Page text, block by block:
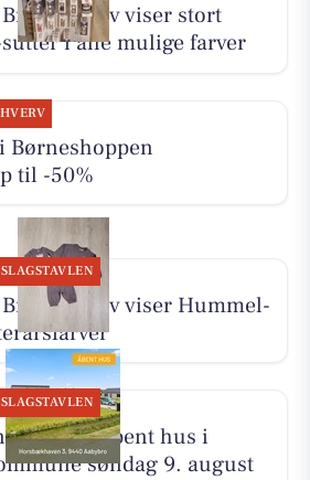
viser stort
i alle mulige farver
Børneshoppen
til -50%
viser Hummel-
til åbent hus i
søndag 9. august